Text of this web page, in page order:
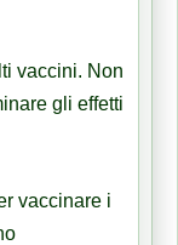
vaccini. Non
gli effetti
vaccinare i